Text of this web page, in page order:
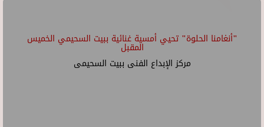
"أنغامنا الحلوة" تحيي أمسية غنائية ببيت السحيمي الخميس
المقبل
مركز الإبداع الفنى ببيت السحيمى